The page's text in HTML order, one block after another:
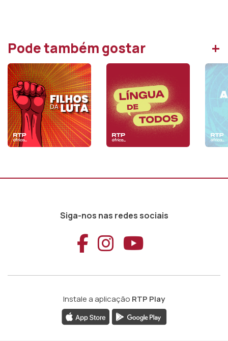
Pode também gostar +
Siga-nos nas redes sociais
Aceder ao
Aceder ao
Aceder
Instale a aplicação RTP Play